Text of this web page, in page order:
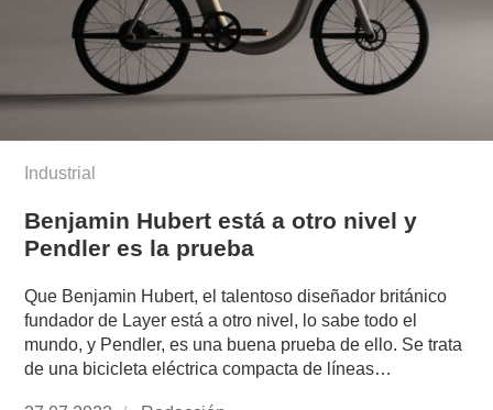
Industrial
Benjamin Hubert está a otro nivel y
Pendler es la prueba
Que Benjamin Hubert, el talentoso diseñador británico
fundador de Layer está a otro nivel, lo sabe todo el
mundo, y Pendler, es una buena prueba de ello. Se trata
de una bicicleta eléctrica compacta de líneas…